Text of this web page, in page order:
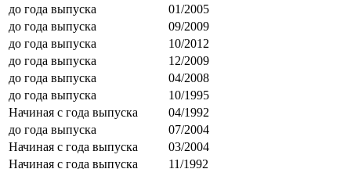
до года выпуска
01/2005
до года выпуска
09/2009
до года выпуска
10/2012
до года выпуска
12/2009
до года выпуска
04/2008
до года выпуска
10/1995
Начиная с года выпуска
04/1992
до года выпуска
07/2004
Начиная с года выпуска
03/2004
Начиная с года выпуска
11/1992